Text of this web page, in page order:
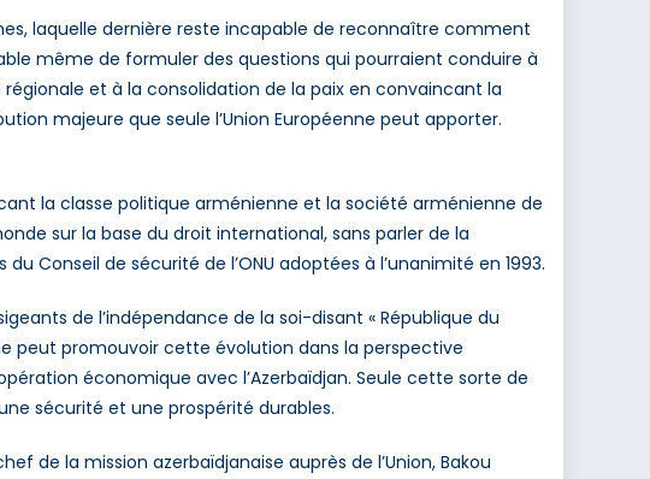
laquelle dernière reste incapable de reconnaître comment
même de formuler des questions qui pourraient conduire à
et à la consolidation de la paix en convaincant la
majeure que seule l’Union Européenne peut apporter.
la classe politique arménienne et la société arménienne de
sur la base du droit international, sans parler de la
Conseil de sécurité de l’ONU adoptées à l’unanimité en 1993.
de l’indépendance de la soi-disant « République du
peut promouvoir cette évolution dans la perspective
économique avec l’Azerbaïdjan. Seule cette sorte de
sécurité et une prospérité durables.
de la mission azerbaïdjanaise auprès de l’Union, Bakou